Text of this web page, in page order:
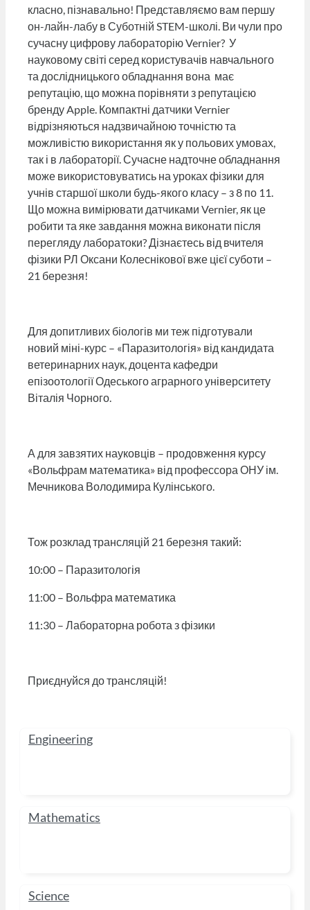
класно, пізнавально! Представляємо вам першу
он-лайн-лабу в Суботній STEM-школі. Ви чули про
сучасну цифрову лабораторію Vernier? У
науковому світі серед користувачів навчального
та дослідницького обладнання вона має
репутацію, що можна порівняти з репутацією
бренду Apple. Компактні датчики Vernier
відрізняються надзвичайною точністю та
можливістю використання як у польових умовах,
так і в лабораторії. Сучасне надточне обладнання
може використовуватись на уроках фізики для
учнів старшої школи будь-якого класу – з 8 по 11.
Що можна вимірювати датчиками Vernier, як це
робити та яке завдання можна виконати після
перегляду лаборатоки? Дізнаєтесь від вчителя
фізики РЛ Оксани Колеснікової вже цієї суботи –
21 березня!
Для допитливих біологів ми теж підготували
новий міні-курс – «Паразитологія» від кандидата
ветеринарних наук, доцента кафедри
епізоотології Одеського аграрного університету
Віталія Чорного.
А для завзятих науковців – продовження курсу
«Вольфрам математика» від профессора ОНУ ім.
Мечникова Володимира Кулінського.
Тож розклад трансляцій 21 березня такий:
10:00 – Паразитологія
11:00 – Вольфра математика
11:30 – Лабораторна робота з фізики
Приєднуйся до трансляцій!
Engineering
Mathematics
Science